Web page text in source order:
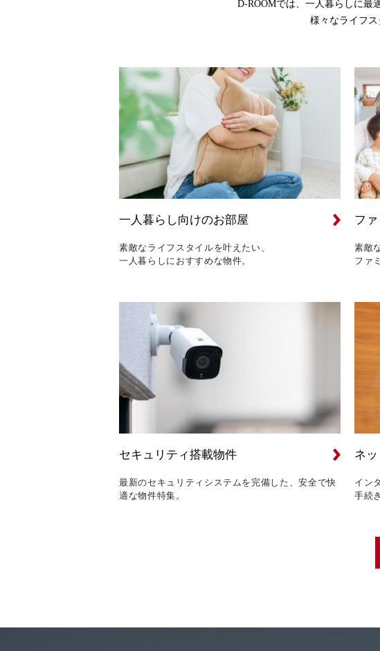
D-ROOMでは、一人暮らしに最
様々なライフ
一人暮らし向けのお部屋
素敵なライフスタイルを叶えたい、
一人暮らしにおすすめな物件。
フ
素敵
ファ
セキュリティ搭載物件
最新のセキュリティシステムを完備した、安全で快
適な物件特集。
ネ
イン
手続